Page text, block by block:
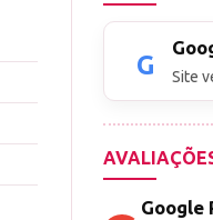
Site
Google